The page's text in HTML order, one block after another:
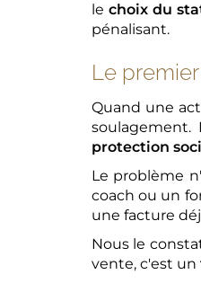
lechoix du
pénalisant.
Le
Quand une
protection
Le problème
coach ou un
une facture
Nous le
vente, c'est un